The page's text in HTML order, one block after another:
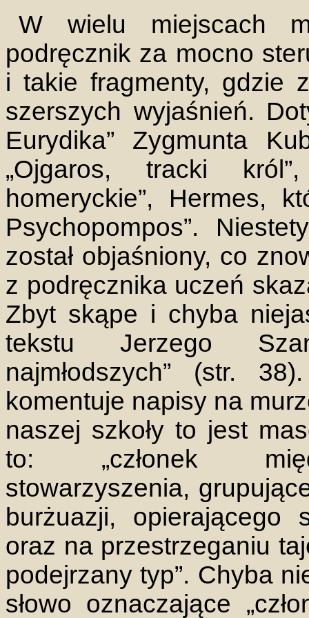
W wielu miejscach
podręcznik za mocno
i takie fragmenty, gdzie
szerszych wyjaśnień.
Eurydika” Zygmunta
„Ojgaros, tracki
homeryckie”, Hermes,
Psychopompos”.
został objaśniony, co
z podręcznika uczeń
Zbyt skąpe i chyba
tekstu Jerzego
najmłodszych” (str.
komentuje napisy na
naszej szkoły to jest
to: „członek
stowarzyszenia,
burżuazji, opierającego
oraz na przestrzeganiu
podejrzany typ”. Chyba
słowo oznaczające